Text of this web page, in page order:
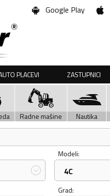
Google Play
PLACEVI ZASTUPNICI
Radne mašine Nautika
Modeli:
4C
Grad: